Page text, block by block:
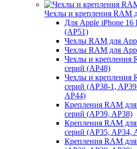
Чехлы и крепления RAM
Для Apple iPhone 16
(AP51)
Чехлы RAM для
Чехлы RAM для
Чехлы и крепления
серий (AP48)
Чехлы и крепления
серий (AP38-1,
AP44)
Крепления RAM
серий (AP39, AP38)
Крепления RAM
серий (AP35, AP34,
Крепления RAM